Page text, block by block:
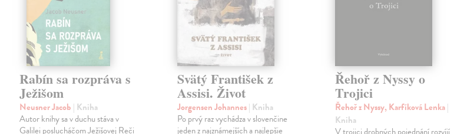
Rabín sa rozpráva s
Ježišom
Neusner Jacob | Kniha
Autor knihy sa v duchu stáva v
Galilei poslucháčom Ježišovej Reči
Svätý František z
Assisi. Život
Jorgensen Johannes| Kniha
Po prvý raz vychádza v slovenčine
jeden z najznámejších a najlepšie
Řehoř z Nyssy o
Trojici
Řehoř z Nyssy, Karfíková Lenka|
Kniha